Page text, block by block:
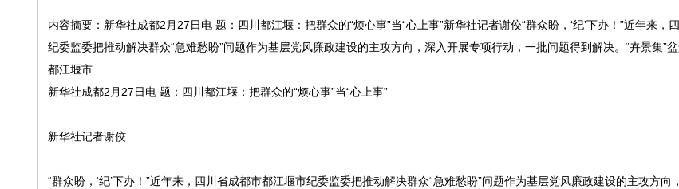
内容摘要：新华社成都2月27日电 题：四川都江堰：把群众的“烦心事”当“心上事”新华社记者谢佼“群众盼，‘纪’下办！”近年来，
纪委监委把推动解决群众“急难愁盼”问题作为基层党风廉政建设的主攻方向，深入开展专项行动，一批问题得到解决。“卉景集”
都江堰市......
新华社成都2月27日电 题：四川都江堰：把群众的“烦心事”当“心上事”
新华社记者谢佼
“群众盼，‘纪’下办！”近年来，四川省成都市都江堰市纪委监委把推动解决群众“急难愁盼”问题作为基层党风廉政建设的主攻方向